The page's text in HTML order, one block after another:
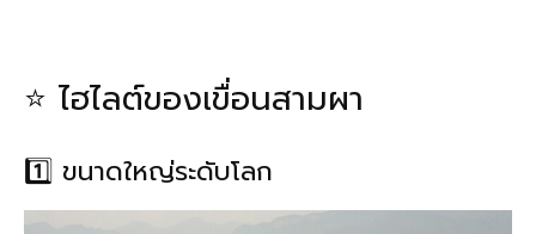
k
⭐ ไฮไลต์ของเขื่อนสามผา
1️⃣ ขนาดใหญ่ระดับโลก